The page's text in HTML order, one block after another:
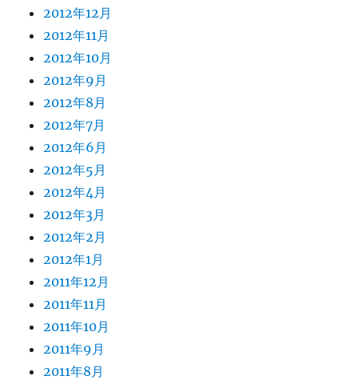
2012年12月
2012年11月
2012年10月
2012年9月
2012年8月
2012年7月
2012年6月
2012年5月
2012年4月
2012年3月
2012年2月
2012年1月
2011年12月
2011年11月
2011年10月
2011年9月
2011年8月